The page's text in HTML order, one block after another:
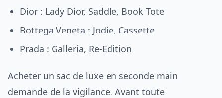
Dior : Lady Dior, Saddle, Book Tote
Bottega Veneta : Jodie, Cassette
Prada : Galleria, Re-Edition
Acheter un sac de luxe en seconde main
demande de la vigilance. Avant toute